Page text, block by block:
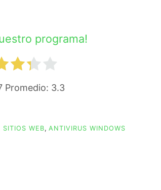
programa!
Promedio: 3.3
SITIOS WEB, ANTIVIRUS WINDOWS